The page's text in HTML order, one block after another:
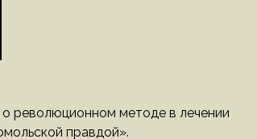
революционном методе в лечении
правдой».